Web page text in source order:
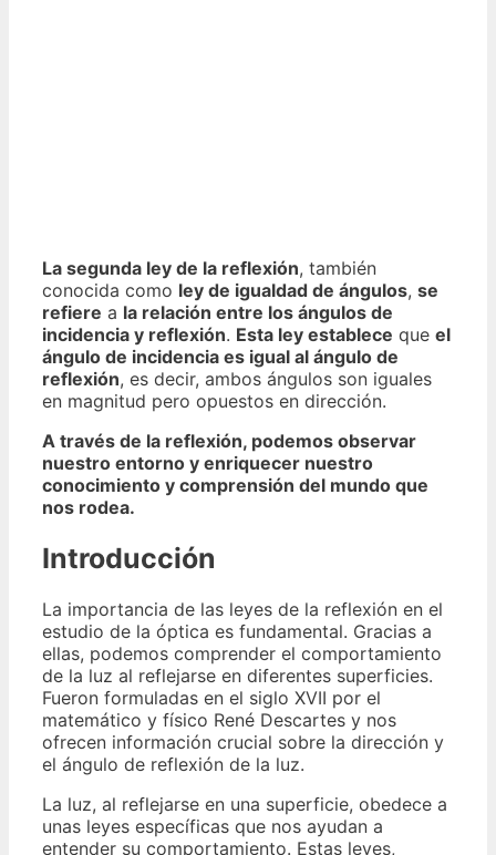
La segunda ley de la reflexión, también
conocida como ley de igualdad de ángulos, se
refiere a la relación entre los ángulos de
incidencia y reflexión. Esta ley establece que el
ángulo de incidencia es igual al ángulo de
reflexión, es decir, ambos ángulos son iguales
en magnitud pero opuestos en dirección.
A través de la reflexión, podemos observar
nuestro entorno y enriquecer nuestro
conocimiento y comprensión del mundo que
nos rodea.
Introducción
La importancia de las leyes de la reflexión en el
estudio de la óptica es fundamental. Gracias a
ellas, podemos comprender el comportamiento
de la luz al reflejarse en diferentes superficies.
Fueron formuladas en el siglo XVII por el
matemático y físico René Descartes y nos
ofrecen información crucial sobre la dirección y
el ángulo de reflexión de la luz.
La luz, al reflejarse en una superficie, obedece a
unas leyes específicas que nos ayudan a
entender su comportamiento. Estas leyes,